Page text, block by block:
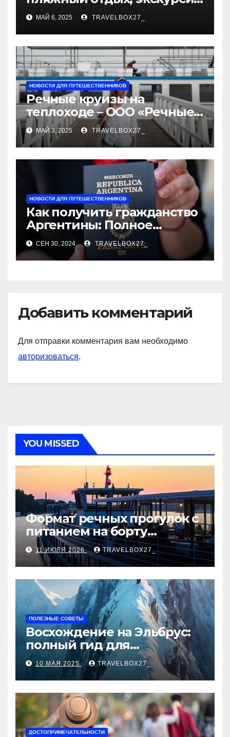
и лучшие курорты
МАЙ 6, 2025 TRAVELBOX27_
НОВОСТИ ДЛЯ ПУТЕШЕСТВЕННИКОВ
Речные круизы на
теплоходе – ООО «Речные
путешествия»
МАЙ 3, 2025 TRAVELBOX27_
НОВОСТИ ДЛЯ ПУТЕШЕСТВЕННИКОВ
Как получить гражданство
Аргентины: Полное
руководство
СЕН 30, 2024 TRAVELBOX27_
Добавить комментарий
Для отправки комментария вам необходимо
авторизоваться.
YOU MISSED
Формат речных прогулок с
питанием на борту
теплохода
11 ИЮЛЯ 2026 TRAVELBOX27_
ПОЛЕЗНЫЕ СОВЕТЫ
Восхождение на Эльбрус:
полный гид для
покорителя высочайшей
вершины Европы
10 МАЯ 2025 TRAVELBOX27_
ДОСТОПРИМЕЧАТЕЛЬНОСТИ